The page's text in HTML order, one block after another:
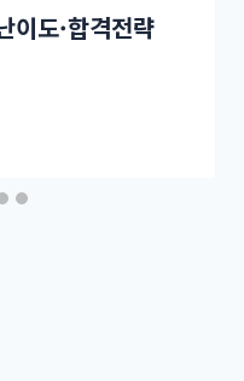
이도·합격전략